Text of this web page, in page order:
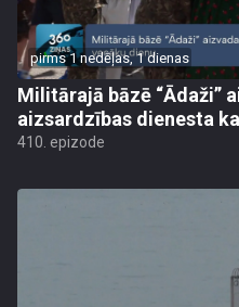
pirms 1 nedēļas, 1 dienas
Militārajā bāzē “Ādaži”
aizsardzības dienesta
410. epizode